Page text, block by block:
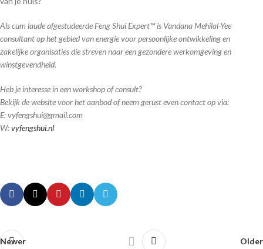
Als cum laude afgestudeerde Feng Shui Expert™ is Vandana Mehilal-Yee
consultant op het gebied van energie voor persoonlijke ontwikkeling en
zakelijke organisaties die streven naar een gezondere werkomgeving en
winstgevendheid.
Heb je interesse in een workshop of consult?
Bekijk de website voor het aanbod of neem gerust even contact op via:
E: vyfengshui@gmail.com
W:vyfengshui.nl
Newer Older